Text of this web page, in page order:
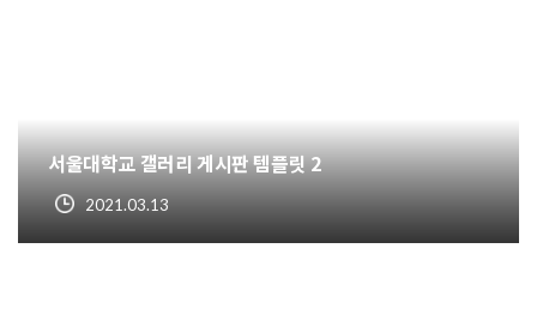
서울대학교 갤러리 게시판 템플릿 2
2021.03.13